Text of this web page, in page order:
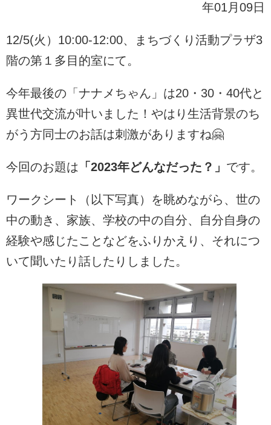
年01月09日
12/5(火）10:00-12:00、まちづくり活動プラザ3
階の第１多目的室にて。
今年最後の「ナナメちゃん」は20・30・40代と
異世代交流が叶いました！やはり生活背景のち
がう方同士のお話は刺激がありますね🤗
今回のお題は 「2023年どんなだった？」 です。
ワークシート（以下写真）を眺めながら、世の
中の動き、家族、学校の中の自分、自分自身の
経験や感じたことなどをふりかえり、それにつ
いて聞いたり話したりしました。